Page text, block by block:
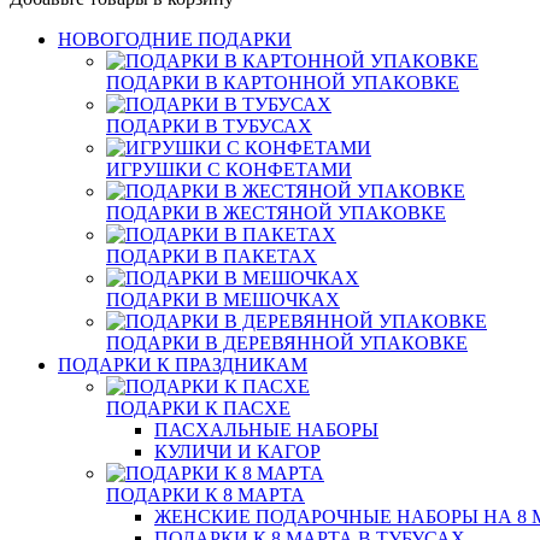
НОВОГОДНИЕ ПОДАРКИ
ПОДАРКИ В КАРТОННОЙ УПАКОВКЕ
ПОДАРКИ В ТУБУСАХ
ИГРУШКИ С КОНФЕТАМИ
ПОДАРКИ В ЖЕСТЯНОЙ УПАКОВКЕ
ПОДАРКИ В ПАКЕТАХ
ПОДАРКИ В МЕШОЧКАХ
ПОДАРКИ В ДЕРЕВЯННОЙ УПАКОВКЕ
ПОДАРКИ К ПРАЗДНИКАМ
ПОДАРКИ К ПАСХЕ
ПАСХАЛЬНЫЕ НАБОРЫ
КУЛИЧИ И КАГОР
ПОДАРКИ К 8 МАРТА
ЖЕНСКИЕ ПОДАРОЧНЫЕ НАБОРЫ НА 8